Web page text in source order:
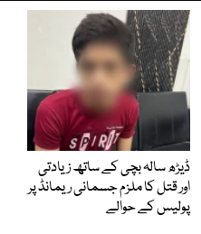
ڈیڑھ سالہ بچی کے ساتھ زیادتی
اور قتل کا ملزم جسمانی ریمانڈ پر
پولیس کے حوالے